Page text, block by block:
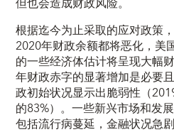
根据迄今为止采取的应对政策
2020年财政余额都将恶化，美
的一些经济体估计将呈现大幅
年财政赤字的显著增加是必要
政初始状况显示出脆弱性（
的83%）。一些新兴市场和发
包括流行病蔓延，金融状况急